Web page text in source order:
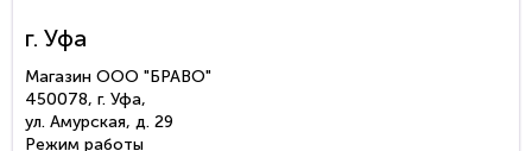
г. Уфа
Магазин ООО "БРАВО"
450078, г. Уфа,
ул. Амурская, д. 29
Режим работы